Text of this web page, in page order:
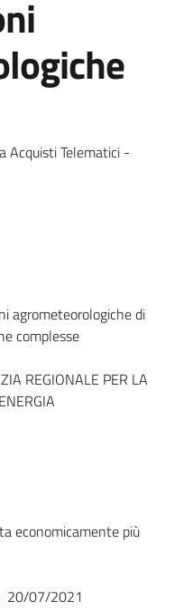
Acquisti Telematici -
agrometeorologiche di
complesse
REGIONALE PER LA
economicamente più
20/07/2021